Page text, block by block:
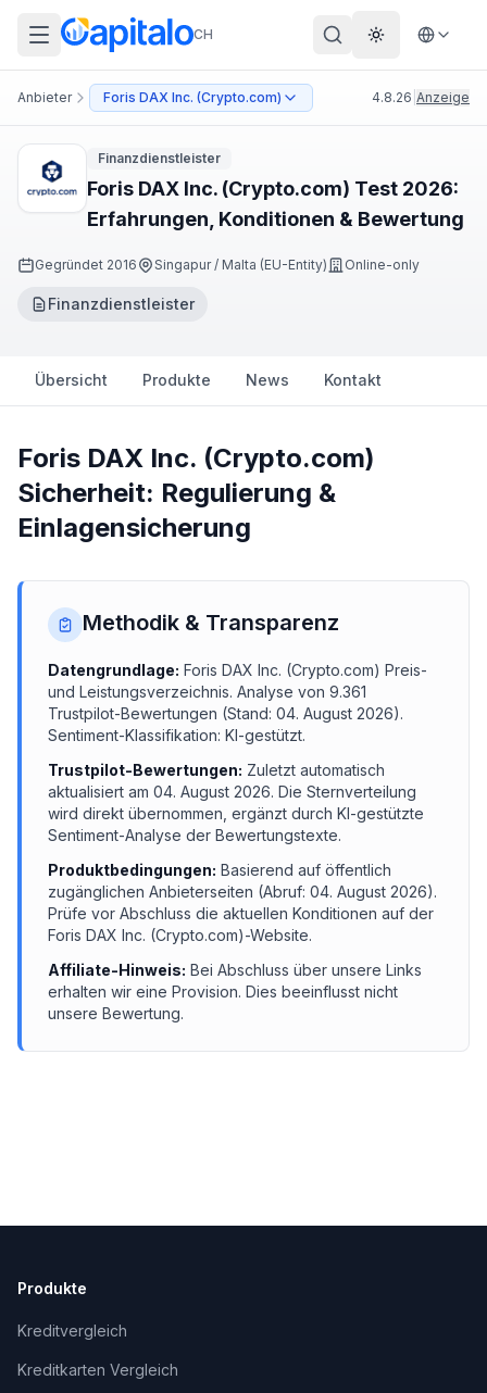
CH Theme
Anbieter Foris DAX Inc. (Crypto.com) 4.8.26 Anzeige
Finanzdienstleister
Foris DAX Inc. (Crypto.com) Test 2026:
Erfahrungen, Konditionen & Bewertung
Gegründet 2016 Singapur / Malta (EU-Entity) Online-only
Finanzdienstleister
Übersicht Produkte News Kontakt
Foris DAX Inc. (Crypto.com)
Sicherheit: Regulierung &
Einlagensicherung
Methodik & Transparenz
Datengrundlage: Foris DAX Inc. (Crypto.com) Preis-
und Leistungsverzeichnis. Analyse von 9.361
Trustpilot-Bewertungen (Stand: 04. August 2026).
Sentiment-Klassifikation: KI-gestützt.
Trustpilot-Bewertungen: Zuletzt automatisch
aktualisiert am 04. August 2026. Die Sternverteilung
wird direkt übernommen, ergänzt durch KI-gestützte
Sentiment-Analyse der Bewertungstexte.
Produktbedingungen: Basierend auf öffentlich
zugänglichen Anbieterseiten (Abruf: 04. August 2026).
Prüfe vor Abschluss die aktuellen Konditionen auf der
Foris DAX Inc. (Crypto.com)-Website.
Affiliate-Hinweis: Bei Abschluss über unsere Links
erhalten wir eine Provision. Dies beeinflusst nicht
unsere Bewertung.
Produkte
Kreditvergleich
Kreditkarten Vergleich